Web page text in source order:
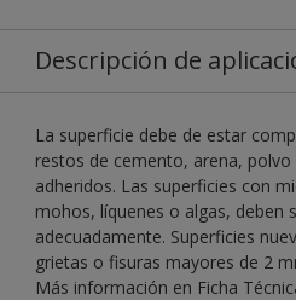
Descripción de
La superficie debe de estar
restos de cemento, arena,
adheridos. Las superficies con
mohos, líquenes o algas, deben
adecuadamente. Superficies
grietas o fisuras mayores de 2
Más información en Ficha